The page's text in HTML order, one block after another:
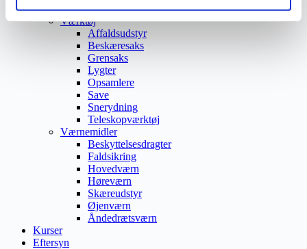
Vedligeholdelsesprodukter
Værktøj
Affaldsudstyr
Beskæresaks
Grensaks
Lygter
Opsamlere
Save
Snerydning
Teleskopværktøj
Værnemidler
Beskyttelsesdragter
Faldsikring
Hovedværn
Høreværn
Skæreudstyr
Øjenværn
Åndedrætsværn
Kurser
Eftersyn